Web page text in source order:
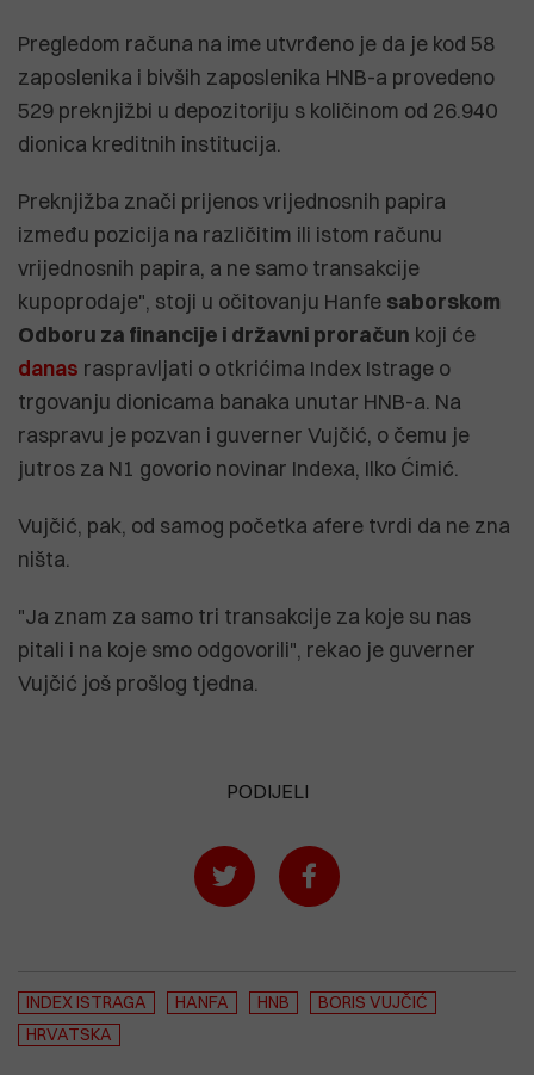
Pregledom računa na ime utvrđeno je da je kod 58
zaposlenika i bivših zaposlenika HNB-a provedeno
529 preknjižbi u depozitoriju s količinom od 26.940
dionica kreditnih institucija.
Preknjižba znači prijenos vrijednosnih papira
između pozicija na različitim ili istom računu
vrijednosnih papira, a ne samo transakcije
kupoprodaje", stoji u očitovanju Hanfe saborskom
Odboru za financije i državni proračun koji će
danas raspravljati o otkrićima Index Istrage o
trgovanju dionicama banaka unutar HNB-a. Na
raspravu je pozvan i guverner Vujčić, o čemu je
jutros za N1 govorio novinar Indexa, Ilko Ćimić.
Vujčić, pak, od samog početka afere tvrdi da ne zna
ništa.
"Ja znam za samo tri transakcije za koje su nas
pitali i na koje smo odgovorili", rekao je guverner
Vujčić još prošlog tjedna.
PODIJELI
INDEX ISTRAGA HANFA HNB
BORIS VUJČIĆ
HRVATSKA